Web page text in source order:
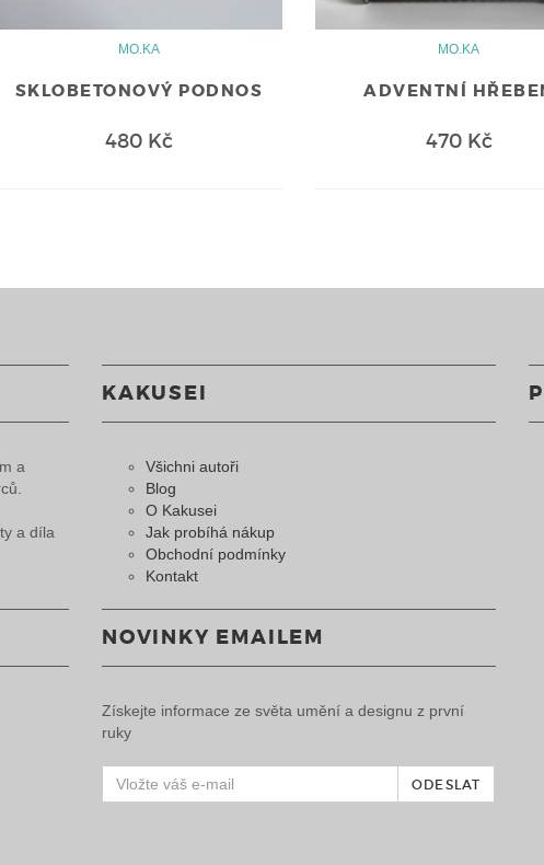
MO.KA
SKLOBETONOVÝ PODNOS
480 Kč
MO.KA
ADVENTNÍ
470 Kč
a
a díla
KAKUSEI
Všichni autoři
Blog
O Kakusei
Jak probíhá nákup
Obchodní podmínky
Kontakt
NOVINKY EMAILEM
Získejte informace ze světa umění a designu z první
ruky
ODESLAT